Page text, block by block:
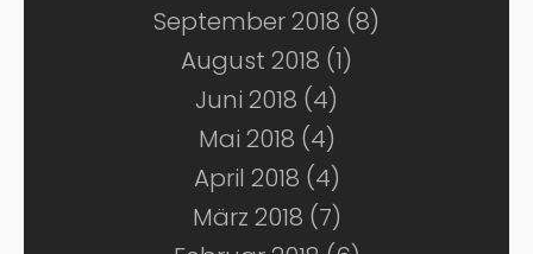
September 2018 (8)
August 2018 (1)
Juni 2018 (4)
Mai 2018 (4)
April 2018 (4)
März 2018 (7)